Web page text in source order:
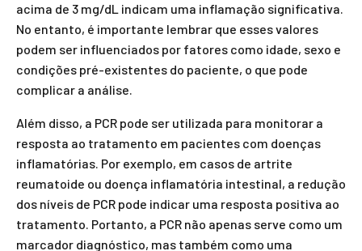
acima de 3 mg/dL indicam uma inflamação significativa.
No entanto, é importante lembrar que esses valores
podem ser influenciados por fatores como idade, sexo e
condições pré-existentes do paciente, o que pode
complicar a análise.
Além disso, a PCR pode ser utilizada para monitorar a
resposta ao tratamento em pacientes com doenças
inflamatórias. Por exemplo, em casos de artrite
reumatoide ou doença inflamatória intestinal, a redução
dos níveis de PCR pode indicar uma resposta positiva ao
tratamento. Portanto, a PCR não apenas serve como um
marcador diagnóstico, mas também como uma